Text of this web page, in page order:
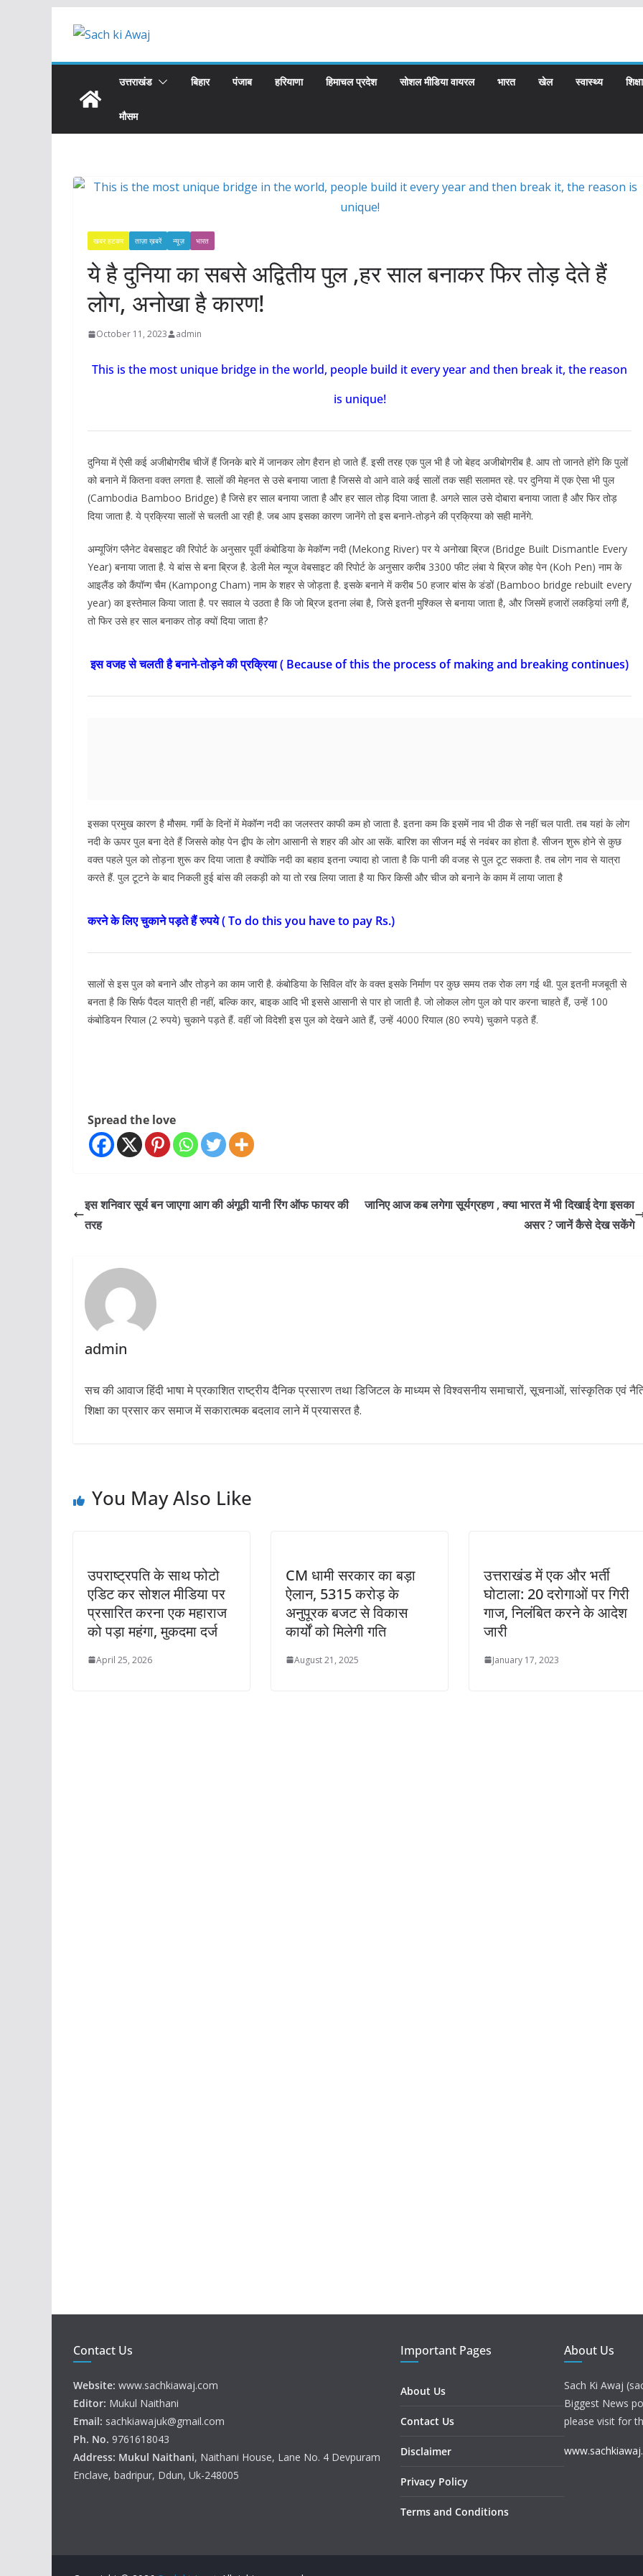
उत्तराखंड बिहार पंजाब हरियाणा हिमाचल प्रदेश सोशल मीडिया वायरल भारत खेल स्वास्थ्य शिक्षा
मौसम
खबर हटकर ताज़ा ख़बरें न्यूज़ भारत
ये है दुनिया का सबसे अद्वितीय पुल ,हर साल बनाकर फिर तोड़ देते हैं
लोग, अनोखा है कारण!
October 11, 2023 admin
This is the most unique bridge in the world, people build it every year and then break it, the reason
is unique!
दुनिया में ऐसी कई अजीबोगरीब चीजें हैं जिनके बारे में जानकर लोग हैरान हो जाते हैं. इसी तरह एक पुल भी है जो बेहद अजीबोगरीब है. आप तो जानते होंगे कि पुलों
को बनाने में कितना वक्त लगता है. सालों की मेहनत से उसे बनाया जाता है जिससे वो आने वाले कई सालों तक सही सलामत रहे. पर दुनिया में एक ऐसा भी पुल
(Cambodia Bamboo Bridge) है जिसे हर साल बनाया जाता है और हर साल तोड़ दिया जाता है. अगले साल उसे दोबारा बनाया जाता है और फिर तोड़
दिया जाता है. ये प्रक्रिया सालों से चलती आ रही है. जब आप इसका कारण जानेंगे तो इस बनाने-तोड़ने की प्रक्रिया को सही मानेंगे.
अम्यूजिंग प्लैनेट वेबसाइट की रिपोर्ट के अनुसार पूर्वी कंबोडिया के मेकॉन्ग नदी (Mekong River) पर ये अनोखा ब्रिज (Bridge Built Dismantle Every
Year) बनाया जाता है. ये बांस से बना ब्रिज है. डेली मेल न्यूज वेबसाइट की रिपोर्ट के अनुसार करीब 3300 फीट लंबा ये ब्रिज कोह पेन (Koh Pen) नाम के
आइलैंड को कैंपॉन्ग चैम (Kampong Cham) नाम के शहर से जोड़ता है. इसके बनाने में करीब 50 हजार बांस के डंडों (Bamboo bridge rebuilt every
year) का इस्तेमाल किया जाता है. पर सवाल ये उठता है कि जो ब्रिज इतना लंबा है, जिसे इतनी मुश्किल से बनाया जाता है, और जिसमें हजारों लकड़ियां लगी हैं,
तो फिर उसे हर साल बनाकर तोड़ क्यों दिया जाता है?
इस वजह से चलती है बनाने-तोड़ने की प्रक्रिया ( Because of this the process of making and breaking continues)
इसका प्रमुख कारण है मौसम. गर्मी के दिनों में मेकॉन्ग नदी का जलस्तर काफी कम हो जाता है. इतना कम कि इसमें नाव भी ठीक से नहीं चल पाती. तब यहां के लोग
नदी के ऊपर पुल बना देते हैं जिससे कोह पेन द्वीप के लोग आसानी से शहर की ओर आ सकें. बारिश का सीजन मई से नवंबर का होता है. सीजन शुरू होने से कुछ
वक्त पहले पुल को तोड़ना शुरू कर दिया जाता है क्योंकि नदी का बहाव इतना ज्यादा हो जाता है कि पानी की वजह से पुल टूट सकता है. तब लोग नाव से यात्रा
करते हैं. पुल टूटने के बाद निकली हुई बांस की लकड़ी को या तो रख लिया जाता है या फिर किसी और चीज को बनाने के काम में लाया जाता है
करने के लिए चुकाने पड़ते हैं रुपये (To do this you have to pay Rs.)
सालों से इस पुल को बनाने और तोड़ने का काम जारी है. कंबोडिया के सिविल वॉर के वक्त इसके निर्माण पर कुछ समय तक रोक लग गई थी. पुल इतनी मजबूती से
बनता है कि सिर्फ पैदल यात्री ही नहीं, बल्कि कार, बाइक आदि भी इससे आसानी से पार हो जाती है. जो लोकल लोग पुल को पार करना चाहते हैं, उन्हें 100
कंबोडियन रियाल (2 रुपये) चुकाने पड़ते हैं. वहीं जो विदेशी इस पुल को देखने आते हैं, उन्हें 4000 रियाल (80 रुपये) चुकाने पड़ते हैं.
Spread the love
इस शनिवार सूर्य बन जाएगा आग की अंगूठी यानी रिंग ऑफ फायर की
तरह
जानिए आज कब लगेगा सूर्यग्रहण , क्या भारत में भी दिखाई देगा इसका
असर ? जानें कैसे देख सकेंगे
admin
सच की आवाज हिंदी भाषा मे प्रकाशित राष्ट्रीय दैनिक प्रसारण तथा डिजिटल के माध्यम से विश्वसनीय समाचारों, सूचनाओं, सांस्कृतिक एवं
शिक्षा का प्रसार कर समाज में सकारात्मक बदलाव लाने में प्रयासरत है.
You May Also Like
उपराष्ट्रपति के साथ फोटो
एडिट कर सोशल मीडिया पर
प्रसारित करना एक महाराज
को पड़ा महंगा, मुकदमा दर्ज
April 25, 2026
CM धामी सरकार का बड़ा
ऐलान, 5315 करोड़ के
अनुपूरक बजट से विकास
कार्यों को मिलेगी गति
August 21, 2025
उत्तराखंड में एक और भर्ती
घोटाला: 20 दरोगाओं पर गिरी
गाज, निलंबित करने के आदेश
जारी
January 17, 2023
Contact Us
Website: www.sachkiawaj.com
Editor: Mukul Naithani
Email: sachkiawajuk@gmail.com
Ph. No. 9761618043
Address: Mukul Naithani, Naithani House, Lane No. 4 Devpuram
Enclave, badripur, Ddun, Uk-248005
Important Pages
About Us
Contact Us
Disclaimer
Privacy Policy
Terms and Conditions
About Us
Sach Ki Awaj
Biggest News
please visit for